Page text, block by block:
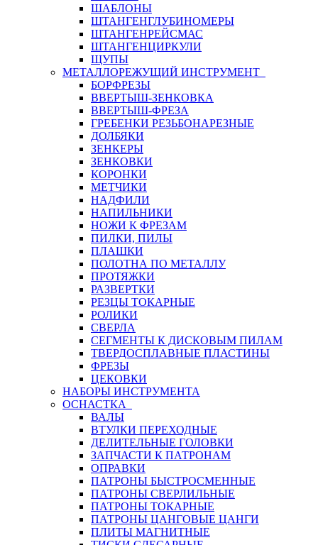
ШАБЛОНЫ
ШТАНГЕНГЛУБИНОМЕРЫ
ШТАНГЕНРЕЙСМАС
ШТАНГЕНЦИРКУЛИ
ЩУПЫ
МЕТАЛЛОРЕЖУЩИЙ ИНСТРУМЕНТ
БОРФРЕЗЫ
ВВЕРТЫШ-ЗЕНКОВКА
ВВЕРТЫШ-ФРЕЗА
ГРЕБЕНКИ РЕЗЬБОНАРЕЗНЫЕ
ДОЛБЯКИ
ЗЕНКЕРЫ
ЗЕНКОВКИ
КОРОНКИ
МЕТЧИКИ
НАДФИЛИ
НАПИЛЬНИКИ
НОЖИ К ФРЕЗАМ
ПИЛКИ, ПИЛЫ
ПЛАШКИ
ПОЛОТНА ПО МЕТАЛЛУ
ПРОТЯЖКИ
РАЗВЕРТКИ
РЕЗЦЫ ТОКАРНЫЕ
РОЛИКИ
СВЕРЛА
СЕГМЕНТЫ К ДИСКОВЫМ ПИЛАМ
ТВЕРДОСПЛАВНЫЕ ПЛАСТИНЫ
ФРЕЗЫ
ЦЕКОВКИ
НАБОРЫ ИНСТРУМЕНТА
ОСНАСТКА
ВАЛЫ
ВТУЛКИ ПЕРЕХОДНЫЕ
ДЕЛИТЕЛЬНЫЕ ГОЛОВКИ
ЗАПЧАСТИ К ПАТРОНАМ
ОПРАВКИ
ПАТРОНЫ БЫСТРОСМЕННЫЕ
ПАТРОНЫ СВЕРЛИЛЬНЫЕ
ПАТРОНЫ ТОКАРНЫЕ
ПАТРОНЫ ЦАНГОВЫЕ ЦАНГИ
ПЛИТЫ МАГНИТНЫЕ